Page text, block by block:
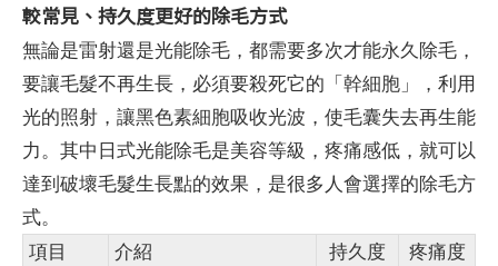
較常見、持久度更好的除毛方式
無論是雷射還是光能除毛，都需要多次才能永久除毛，
要讓毛髮不再生長，必須要殺死它的「幹細胞」，利用
光的照射，讓黑色素細胞吸收光波，使毛囊失去再生能
力。其中日式光能除毛是美容等級，疼痛感低，就可以
達到破壞毛髮生長點的效果，是很多人會選擇的除毛方
式。
項目
介紹 持久度 疼痛度